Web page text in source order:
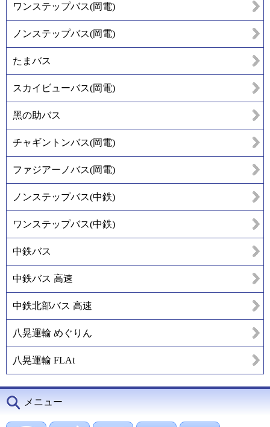
ワンステップバス(岡電)
ノンステップバス(岡電)
たまバス
スカイビューバス(岡電)
黑の助バス
チャギントンバス(岡電)
ファジアーノバス(岡電)
ノンステップバス(中鉄)
ワンステップバス(中鉄)
中鉄バス
中鉄バス 高速
中鉄北部バス 高速
八晃運輸 めぐりん
八晃運輸 FLAt
メニュー